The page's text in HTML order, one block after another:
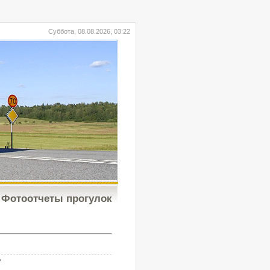
Суббота, 08.08.2026, 03:22
Фотоотчеты прогулок